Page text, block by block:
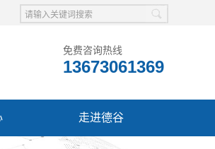
免费咨询热线
13673061369
走进德谷